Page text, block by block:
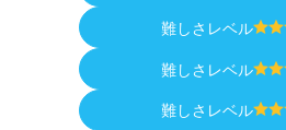
難しさレベル
難しさレベル
難しさレベル